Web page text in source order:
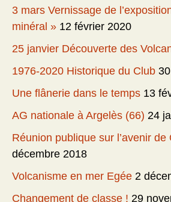
3 mars Vernissage de
minéral » 12 février 2020
25 janvier Découverte des
1976-2020 Historique du Club
Une flânerie dans le temps 13
AG nationale à Argelès (66) 24
Réunion publique sur l’avenir de
décembre 2018
Volcanisme en mer Egée 2
Changement de classe ! 29